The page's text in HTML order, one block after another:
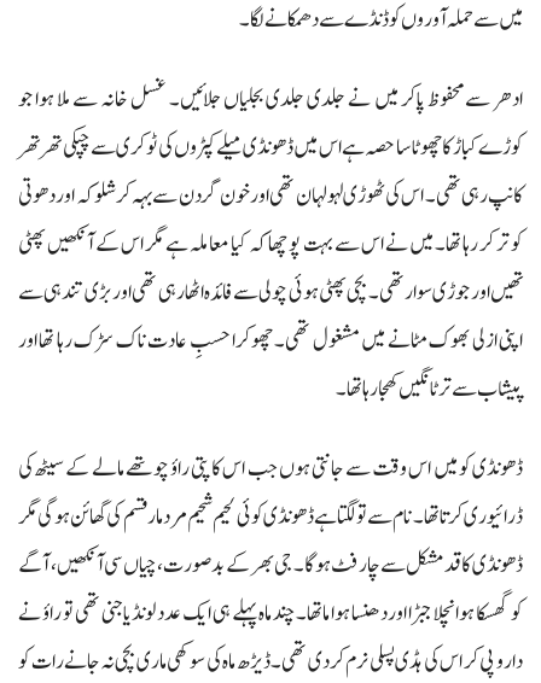
میں سے حملہ آوروں کو ڈنڈے سے دھمکانے لگا۔
ادھر سےمحفوظ پاکر میں نے جلدی جلدی بجلیاں جلائیں۔ غسل خانہ سے ملا ہوا جو
کوڑے کباڑ کا چھوٹا سا حصہ ہے اس میں ڈھونڈی میلے کپڑوں کی ٹوکری سے چپکی تھر تھر
کانپ رہی تھی۔ اس کی ٹھوڑی لہولہان تھی اور خون گردن سے بہہ کر شلوکہ اور دھوتی
کو تر کر رہا تھا۔ میں نے اس سے بہت پوچھا کہ کیا معاملہ ہے مگر اس کے آنکھیں پھٹی
تھیں اور جوڑی سوار تھی۔ بچی پھٹی ہوئی چولی سے فائدہ اٹھا رہی تھی اور بڑی تندہی سے
اپنی ازلی بھوک مٹانے میں مشغول تھی۔ چھوکرا حسبِ عادت ناک سڑک رہا تھا اور
پیشاب سے تر ٹانگیں کھجا رہا تھا۔
ڈھونڈی کو میں اس وقت سے جانتی ہوں جب اس کا پتی راؤ چوتھے مالے کے سیٹھ کی
ڈرائیوری کرتا تھا۔ نام سے تو لگتا ہے ڈھونڈی کوئی لحیم شحیم مرد مار قسم کی گھائن ہوگی مگر
ڈھونڈی کا قد مشکل سے چار فٹ ہوگا۔ جی بھر کے بدصورت، چیاں سی آنکھیں، آگے
کو گھسکا ہوانچلا جبڑا اور دھنسا ہوا ماتھا۔ چند ماہ پہلے ہی ایک عدد لونڈیا جنی تھی تو راؤ نے
دارو پی کر اس کی ہڈی پسلی نرم کردی تھی۔ ڈیڑھ ماہ کی سوکھی ماری بچی نہ جانے رات کو